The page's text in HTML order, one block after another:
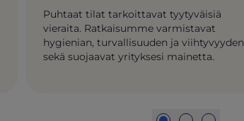
Puhtaat tilat tarkoittavat tyytyväisiä
vieraita. Ratkaisumme varmistavat
hygienian, turvallisuuden ja viihtyvyyden
sekä suojaavat yrityksesi mainetta.